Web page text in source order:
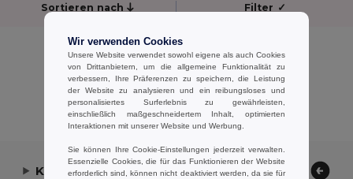
Sortieren nach Filter ✓
keine Ergebnisse.
keine Ergebnisse.
Alle Produkte Anzeigen.
Kontaktieren Sie uns
Wir verwenden Cookies
Unsere Website verwendet sowohl eigene als auch Cookies
von Drittanbietern, um die allgemeine Funktionalität zu
verbessern, Ihre Präferenzen zu speichern, die Leistung
der Website zu analysieren und ein reibungsloses und
personalisiertes Surferlebnis zu gewährleisten,
einschließlich maßgeschneidertem Inhalt, optimierten
Interaktionen mit unserer Website und Werbung.
Sie können Ihre Cookie-Einstellungen jederzeit verwalten.
Essenzielle Cookies, die für das Funktionieren der Website
erforderlich sind, können nicht deaktiviert werden, da sie für